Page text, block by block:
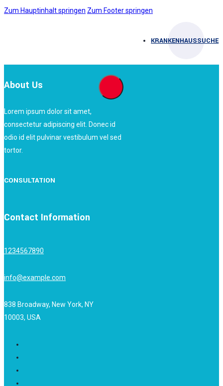
Zum Hauptinhalt springen Zum Footer springen
KRANKENHAUSSUCHE
About Us
Lorem ipsum dolor sit amet,
consectetur adipiscing elit. Donec id
odio id elit pulvinar vestibulum vel sed
tortor.
CONSULTATION
Contact Information
1234567890
info@example.com
838 Broadway, New York, NY
10003, USA